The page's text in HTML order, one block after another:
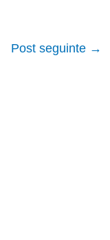
Post seguinte →